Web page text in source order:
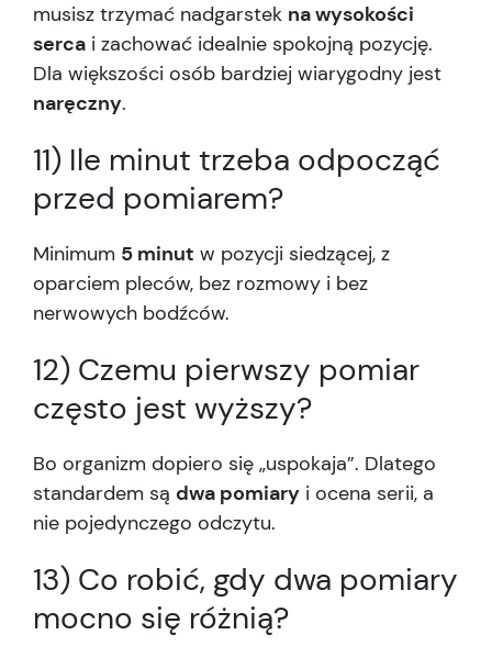
musisz trzymać nadgarstek na wysokości
serca i zachować idealnie spokojną pozycję.
Dla większości osób bardziej wiarygodny jest
naręczny.
11) Ile minut trzeba odpocząć
przed pomiarem?
Minimum 5 minut w pozycji siedzącej, z
oparciem pleców, bez rozmowy i bez
nerwowych bodźców.
12) Czemu pierwszy pomiar
często jest wyższy?
Bo organizm dopiero się „uspokaja”. Dlatego
standardem są dwa pomiary i ocena serii, a
nie pojedynczego odczytu.
13) Co robić, gdy dwa pomiary
mocno się różnią?